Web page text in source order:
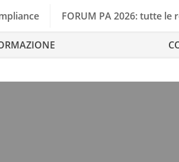
FORUM PA 2026: tutte le